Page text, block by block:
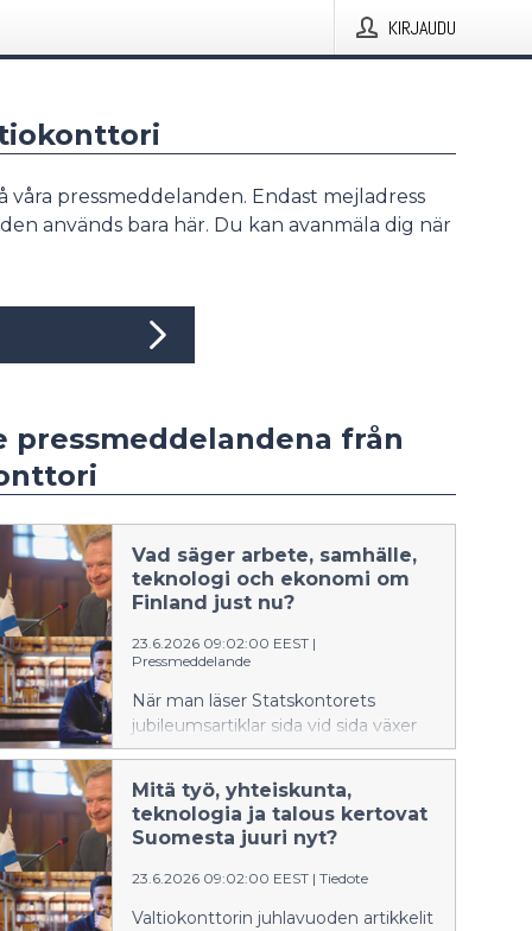
KIRJAUDU
våra pressmeddelanden. Endast mejladress
används bara här. Du kan avanmäla dig när
pressmeddelandena från
Vad säger arbete, samhälle,
teknologi och ekonomi om
Finland just nu?
23.6.2026 09:02:00 EEST |
Pressmeddelande
När man läser Statskontorets
jubileumsartiklar sida vid sida växer
en oväntat sammanhållen bild av
står vid ett vägskäl, inte vilset utan i
färd med att kalibrera om.
Arbetslivet ritas om, nätverk håller
samhället samman i det tysta,
tankemönster och den ekonomiska
Mitä työ, yhteiskunta,
teknologia ja talous kertovat
Suomesta juuri nyt?
23.6.2026 09:02:00 EEST | Tiedote
Valtiokonttorin juhlavuoden artikkelit